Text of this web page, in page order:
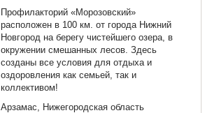
Профилакторий «Морозовский»
расположен в 100 км. от города Нижний
Новгород на берегу чистейшего озера, в
окружении смешанных лесов. Здесь
созданы все условия для отдыха и
оздоровления как семьей, так и
коллективом!
Арзамас, Нижегородская область